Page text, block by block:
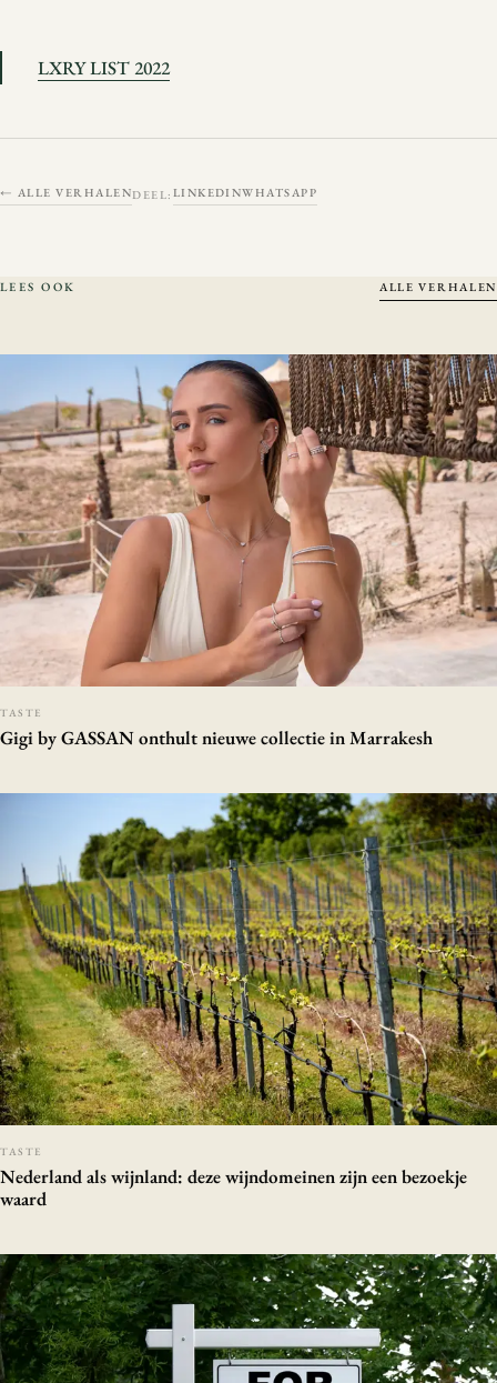
LXRY LIST 2022
← ALLE VERHALENDEEL: LINKEDINWHATSAPP
LEES OOK ALLE VERHALEN
TASTE
Gigi by GASSAN onthult nieuwe collectie in Marrakesh
TASTE
Nederland als wijnland: deze wijndomeinen zijn een bezoekje
waard